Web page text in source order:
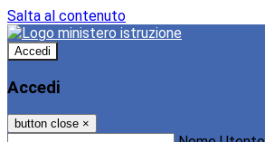
Salta al contenuto
Accedi
Accedi
button close ×